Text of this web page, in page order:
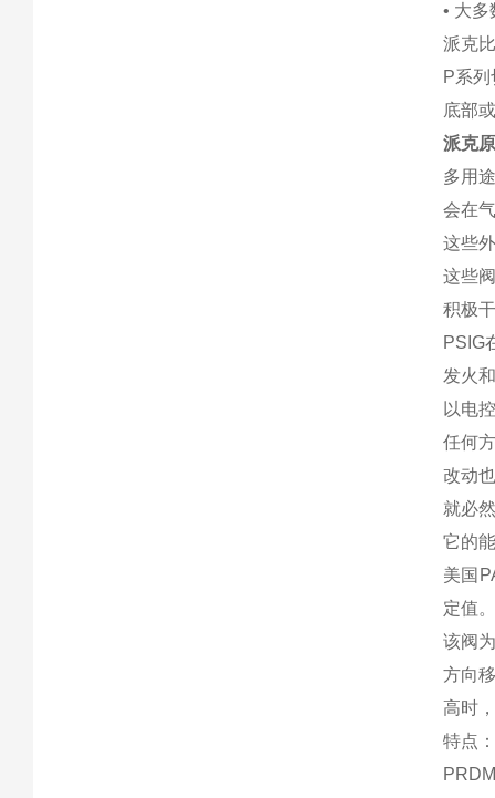
• 大
派克
P系
底部
派克
多用
会在
这些
这些
积极
PSIG
发火
以电
任何
改动
就必
它的
美国
定值
该阀
方向
高时
特点